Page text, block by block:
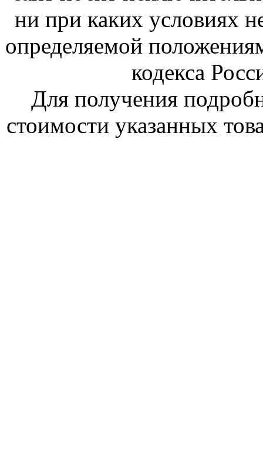
ни при каких условиях
определяемой
кодекса
Для получения
стоимости указанных